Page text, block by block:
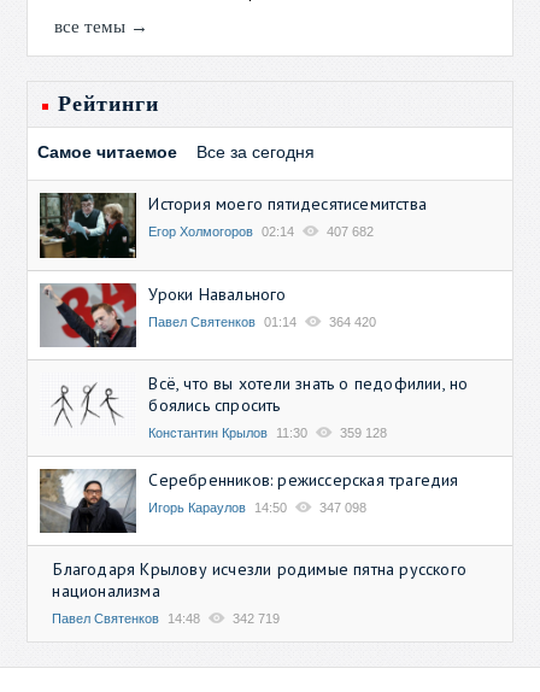
все темы →
Рейтинги
Самое читаемое Все за сегодня
История моего пятидесятисемитства
Егор Холмогоров 02:14 407 682
Уроки Навального
Павел Святенков 01:14 364 420
Всё, что вы хотели знать о педофилии, но
боялись спросить
Константин Крылов 11:30 359 128
Серебренников: режиссерская трагедия
Игорь Караулов 14:50 347 098
Благодаря Крылову исчезли родимые пятна русского
национализма
Павел Святенков 14:48 342 719